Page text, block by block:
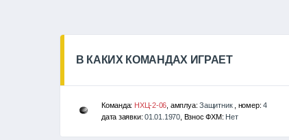
В КАКИХ КОМАНДАХ ИГРАЕТ
Команда: НХЦ-2-06 , амплуа:Защитник, номер:4
дата заявки:01.01.1970, Взнос ФХМ: Нет